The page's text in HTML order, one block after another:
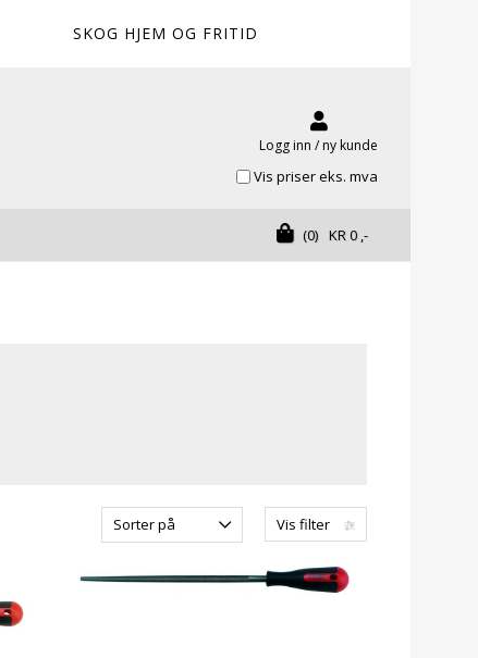
SKOG HJEM OG FRITID
Logg inn / ny kunde
Vis priser eks. mva
KR0,-
(0)
Vis filter
Sorter på